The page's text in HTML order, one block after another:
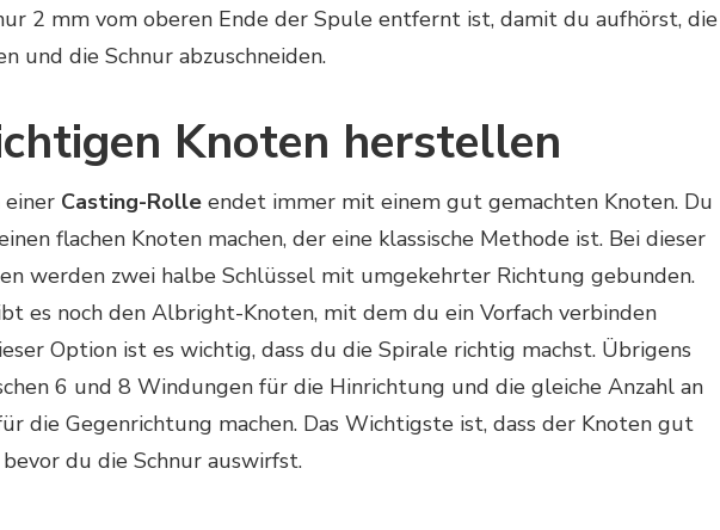
2 mm vom oberen Ende der Spule entfernt ist, damit du aufhörst, die
und die Schnur abzuschneiden.
Knoten herstellen
einer Casting-Rolle endet immer mit einem gut gemachten Knoten. Du
flachen Knoten machen, der eine klassische Methode ist. Bei dieser
werden zwei halbe Schlüssel mit umgekehrter Richtung gebunden.
es noch den Albright-Knoten, mit dem du ein Vorfach verbinden
Option ist es wichtig, dass du die Spirale richtig machst. Übrigens
6 und 8 Windungen für die Hinrichtung und die gleiche Anzahl an
die Gegenrichtung machen. Das Wichtigste ist, dass der Knoten gut
du die Schnur auswirfst.